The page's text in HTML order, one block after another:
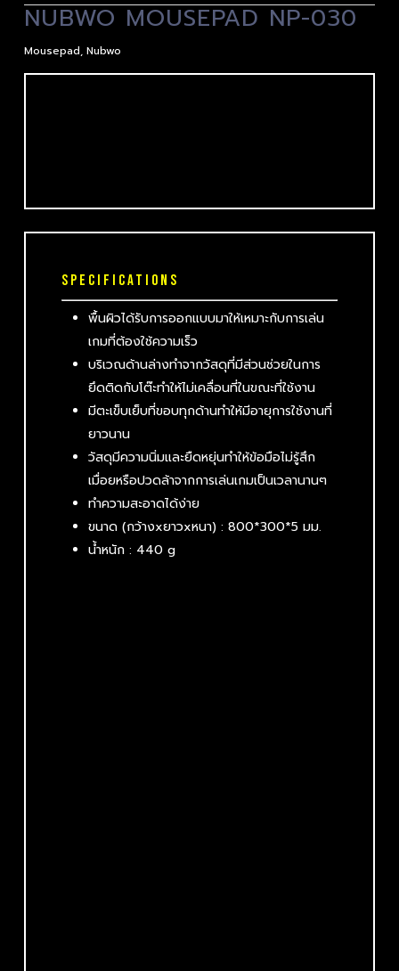
NUBWO MOUSEPAD NP-030
Mousepad, Nubwo
SPECIFICATIONS
พื้นผิวได้รับการออกแบบมาให้เหมาะกับการเล่น
เกมที่ต้องใช้ความเร็ว
บริเวณด้านล่างทำจากวัสดุที่มีส่วนช่วยในการ
ยึดติดกับโต๊ะทำให้ไม่เคลื่อนที่ในขณะที่ใช้งาน
มีตะเข็บเย็บที่ขอบทุกด้านทำให้มีอายุการใช้งานที่
ยาวนาน
วัสดุมีความนิ่มและยืดหยุ่นทำให้ข้อมือไม่รู้สึก
เมื่อยหรือปวดล้าจากการเล่นเกมเป็นเวลานานๆ
ทำความสะอาดได้ง่าย
ขนาด (กว้างxยาวxหนา) : 800*300*5มม.
น้ำหนัก : 440 g